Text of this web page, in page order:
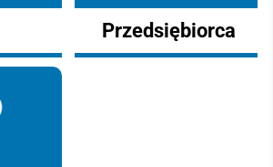
Przedsiębiorca